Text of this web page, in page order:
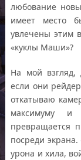
любование
имеет место
увлечены этим
«куклы Маши»?
На мой взгляд,
если они
откатываю
максимуму
превращается
посреди
урона и хила,